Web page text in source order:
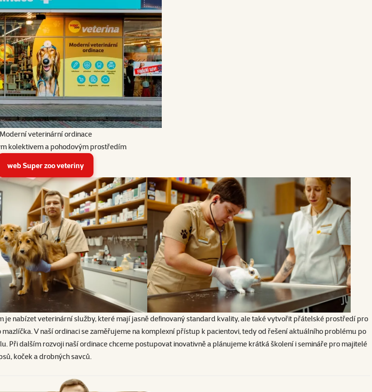
Moderní veterinární ordinace
kolektivem a pohodovým prostředím
web Super zoo veteriny
je nabízet veterinární služby, které mají jasně definovaný standard kvality, ale také vytvořit přátelské prostředí pro
V naší ordinaci se zaměřujeme na komplexní přístup k pacientovi, tedy od řešení aktuálního problému po
dalším rozvoji naší ordinace chceme postupovat inovativně a plánujeme krátká školení i semináře pro majitelé
koček a drobných savců.